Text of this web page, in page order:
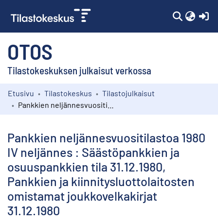
OTOS
Tilastokeskuksen julkaisut verkossa
Kokoelmat
Etusivu Tilastokeskus
Tilastojulkaisut
Pankkien neljännesvuositilastoa 1980
IV neljännes : Säästöpankkien ja
osuuspankkien tila 31.12.1980,
Pankkien ja kiinnitysluottolaitosten
omistamat joukkovelkakirjat
31.12.1980